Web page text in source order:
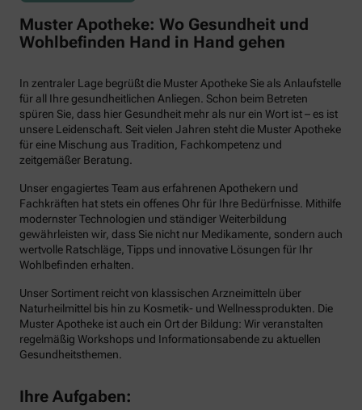
Muster Apotheke: Wo Gesundheit und
Wohlbefinden Hand in Hand gehen
In zentraler Lage begrüßt die Muster Apotheke Sie als Anlaufstelle
für all Ihre gesundheitlichen Anliegen. Schon beim Betreten
spüren Sie, dass hier Gesundheit mehr als nur ein Wort ist – es ist
unsere Leidenschaft. Seit vielen Jahren steht die Muster Apotheke
für eine Mischung aus Tradition, Fachkompetenz und
zeitgemäßer Beratung.
Unser engagiertes Team aus erfahrenen Apothekern und
Fachkräften hat stets ein offenes Ohr für Ihre Bedürfnisse. Mithilfe
modernster Technologien und ständiger Weiterbildung
gewährleisten wir, dass Sie nicht nur Medikamente, sondern auch
wertvolle Ratschläge, Tipps und innovative Lösungen für Ihr
Wohlbefinden erhalten.
Unser Sortiment reicht von klassischen Arzneimitteln über
Naturheilmittel bis hin zu Kosmetik- und Wellnessprodukten. Die
Muster Apotheke ist auch ein Ort der Bildung: Wir veranstalten
regelmäßig Workshops und Informationsabende zu aktuellen
Gesundheitsthemen.
Ihre Aufgaben: